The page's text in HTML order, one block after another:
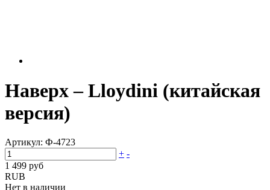
Наверх – Lloydini (китайская
версия)
Артикул: Ф-4723
+ -
1 499 руб
RUB
Нет в наличии